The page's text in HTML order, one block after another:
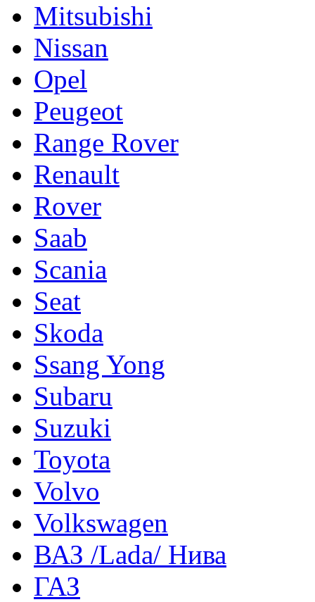
Mitsubishi
Nissan
Opel
Peugeot
Range Rover
Renault
Rover
Saab
Scania
Seat
Skoda
Ssang Yong
Subaru
Suzuki
Toyota
Volvo
Volkswagen
ВАЗ /Lada/ Нива
ГАЗ